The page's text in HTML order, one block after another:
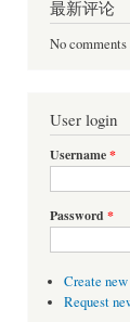
最新评论
No
User login
Username*
Password *
Create
Request